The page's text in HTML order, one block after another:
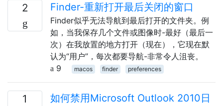
2 Finder-重新打开最后关闭的窗口
Finder似乎无法导航到最后打开的文件夹。例
如，当我保存几个文件或图像时-最好（最后一
次）在我放置的地方打开（现在），它现在默
认为“用户”，每次都要导航-非常令人沮丧。
9
macos finder preferences
1
如何禁用Microsoft Outlook 2010日